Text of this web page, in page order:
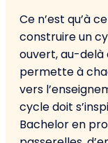
Ce n’est qu’à
construire un
ouvert, au-delà
permette à
vers
cycle doit
Bachelor en